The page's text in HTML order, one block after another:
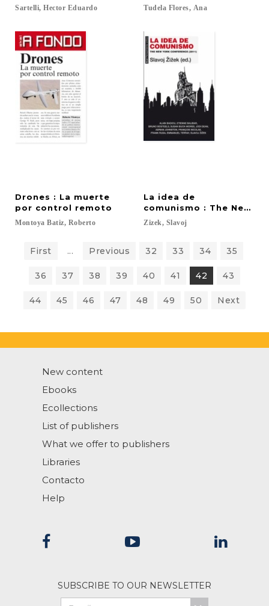
Sartelli, Hector Eduardo Tudela Flores, Ana
Drones : La muerte
por control remoto
Montoya Batiz, Roberto
La idea de
comunismo : The New
Zizek, Slavoj
First ... Previous 32 33 34 35
36 37 38 39 40 41 42 43
44 45 46 47 48 49 50 Next
New content
Ebooks
Ecollections
List of publishers
What we offer to publishers
Libraries
Contacto
Help
SUBSCRIBE TO OUR NEWSLETTER